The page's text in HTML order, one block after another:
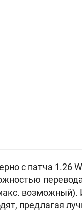
с патча 1.26
возможный).
предлагая